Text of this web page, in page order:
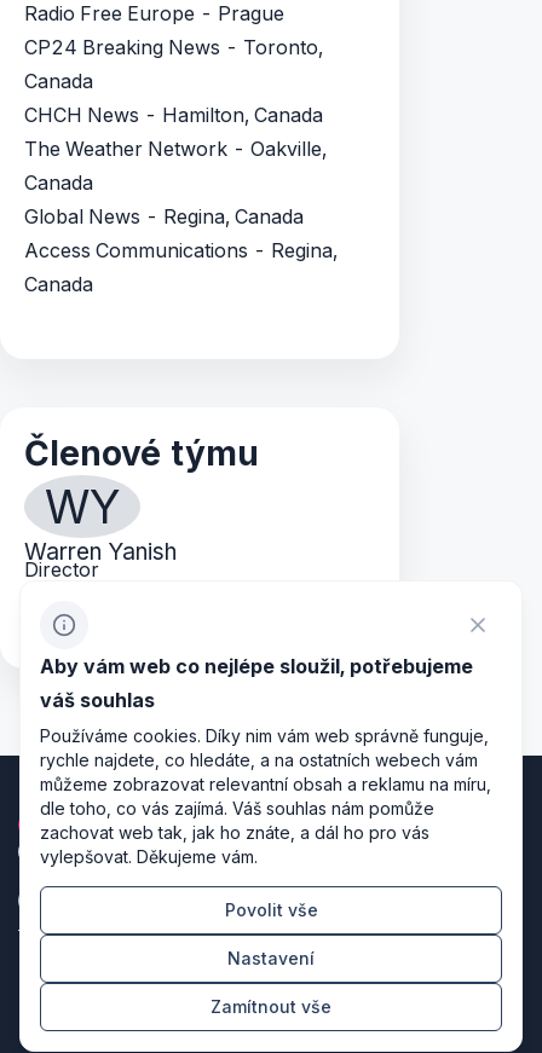
Radio Free Europe - Prague
CP24 Breaking News - Toronto,
Canada
CHCH News - Hamilton, Canada
The Weather Network - Oakville,
Canada
Global News - Regina, Canada
Access Communications - Regina,
Canada
Členové týmu
WY
Warren Yanish
Director
+420 776 110 024
Zásady zpracování osobních údajů
Nastavení cookies
Režiséři designu & producenti kódu
Aby vám web co nejlépe sloužil, potřebujeme
váš souhlas
Používáme cookies. Díky nim vám web správně funguje,
rychle najdete, co hledáte, a na ostatních webech vám
můžeme zobrazovat relevantní obsah a reklamu na míru,
dle toho, co vás zajímá. Váš souhlas nám pomůže
zachovat web tak, jak ho znáte, a dál ho pro vás
vylepšovat. Děkujeme vám.
Povolit vše
Nastavení
Zamítnout vše